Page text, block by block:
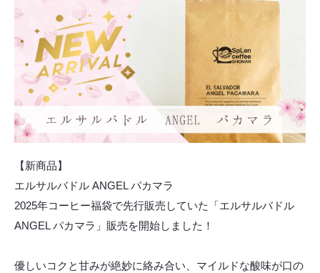
【新商品】
エルサルバドル ANGEL パカマラ
2025年コーヒー福袋で先行販売していた「エルサルバドル
ANGEL パカマラ」販売を開始しました！
優しいコクと甘みが絶妙に絡み合い、マイルドな酸味が口の